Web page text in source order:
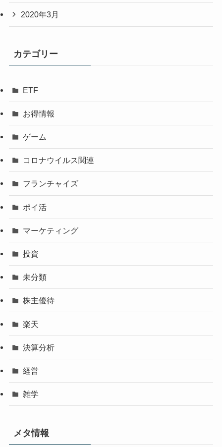
2020年3月
カテゴリー
ETF
お得情報
ゲーム
コロナウイルス関連
フランチャイズ
ポイ活
マーケティング
投資
未分類
株主優待
楽天
決算分析
経営
雑学
メタ情報